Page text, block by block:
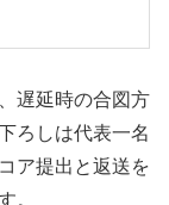
遅延時の合図方
ろしは代表一名
ア提出と返送を
。